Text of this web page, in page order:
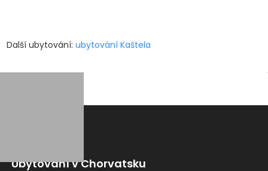
Další ubytování: ubytování Kaštela
Ubytování v Chorvatsku